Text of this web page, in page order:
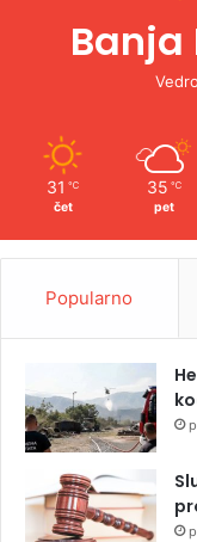
Banja
Vedro
31 ℃
čet
35 ℃
pet
Popularno